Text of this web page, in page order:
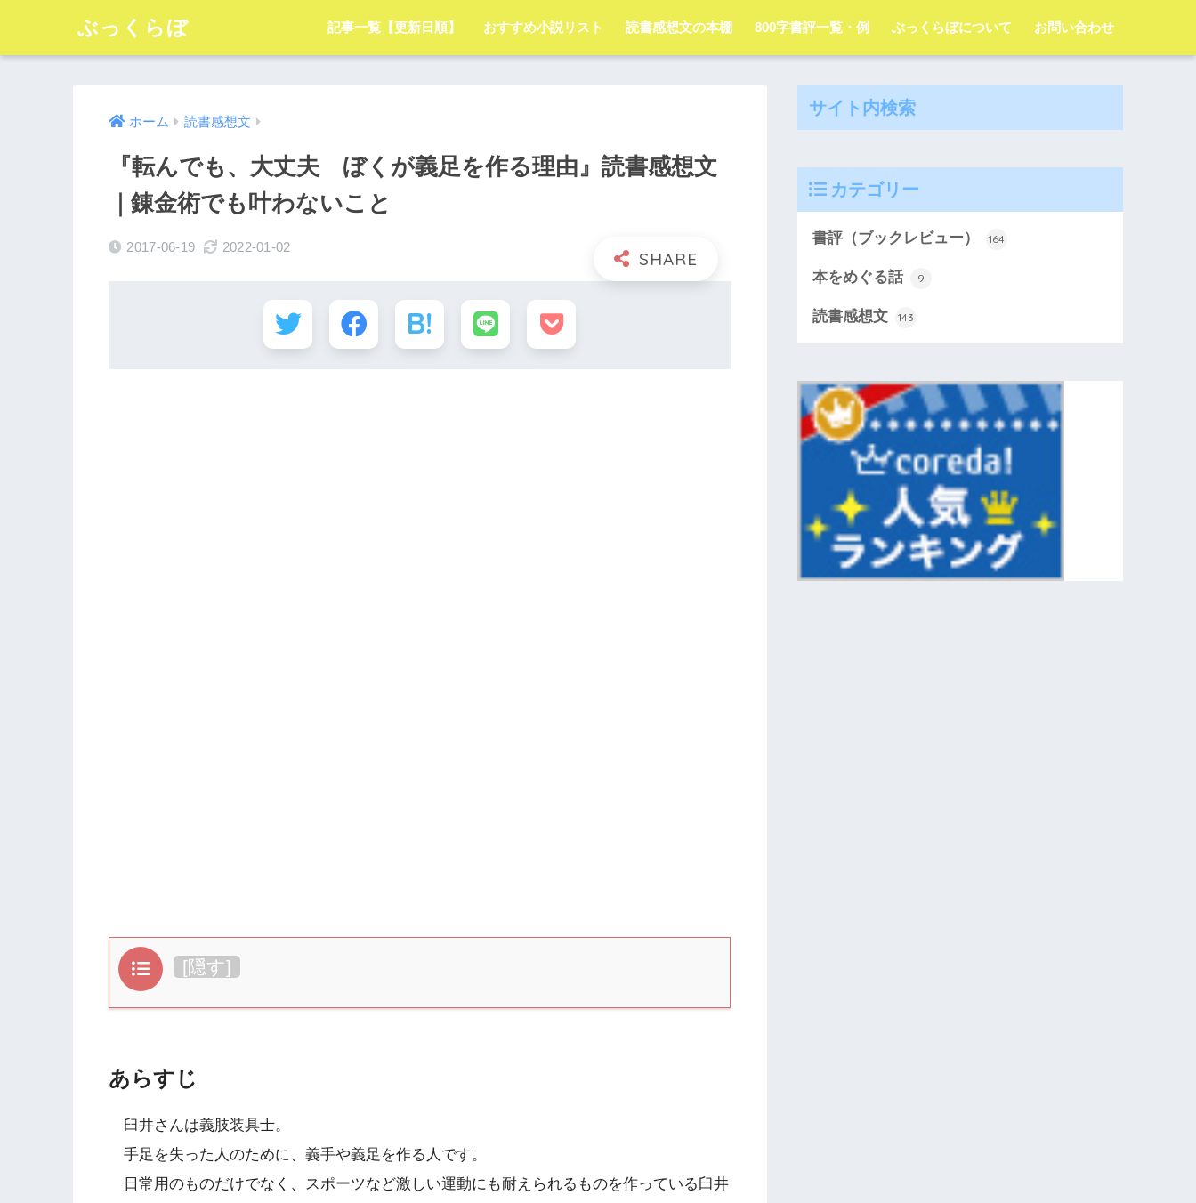
ぶっくらぼ 記事一覧【更新日順】 おすすめ小説リスト 読書感想文の本棚 800字書評一覧・例 ぶっくらぼについて お問い合わせ
ホーム 読書感想文
『転んでも、大丈夫 ぼくが義足を作る理由』読書感想文
｜錬金術でも叶わないこと
2017-06-19 2022-01-02
目次 [隠す]
あらすじ
臼井さんは義肢装具士。
手足を失った人のために、義手や義足を作る人です。
日常用のものだけでなく、スポーツなど激しい運動にも耐えられるものを作っている臼井
サイト内検索
カテゴリー
書評（ブックレビュー） 164
本をめぐる話 9
読書感想文 143